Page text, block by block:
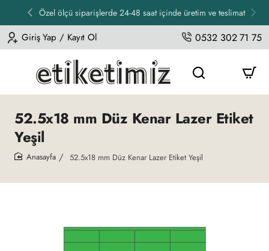
Özel ölçü siparişlerde 24-48 saat içinde üretim ve teslimat
Giriş Yap / Kayıt Ol 0532 302 71 75
52.5x18 mm Düz Kenar Lazer Etiket
Yeşil
52.5x18 mm Düz Kenar Lazer Etiket Yeşil